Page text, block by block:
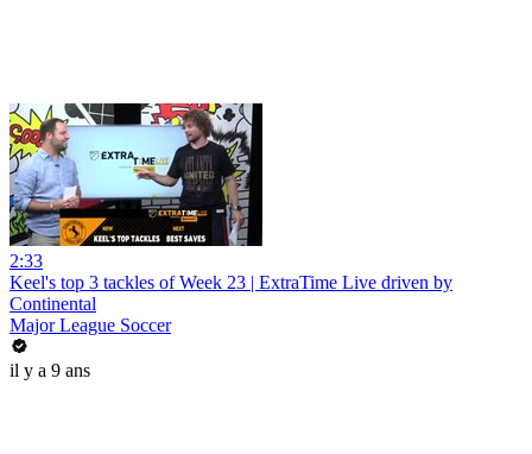
2:33
Keel's top 3 tackles of Week 23 | ExtraTime Live driven by
Continental
Major League Soccer
il y a 9 ans